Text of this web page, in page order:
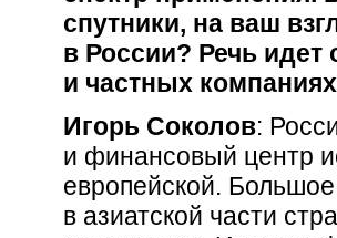
спутники, на ваш
в России? Речь идет
и частных
Игорь Соколов:
и финансовый центр
европейской.
в азиатской части